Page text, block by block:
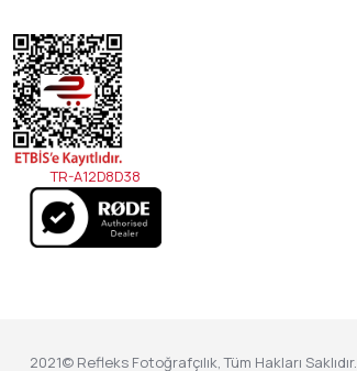
TR-A12D8D38
2021© Refleks Fotoğrafçılık, Tüm Hakları Saklıdır.